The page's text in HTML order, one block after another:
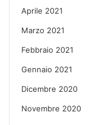
Aprile 2021
Marzo 2021
Febbraio 2021
Gennaio 2021
Dicembre 2020
Novembre 2020